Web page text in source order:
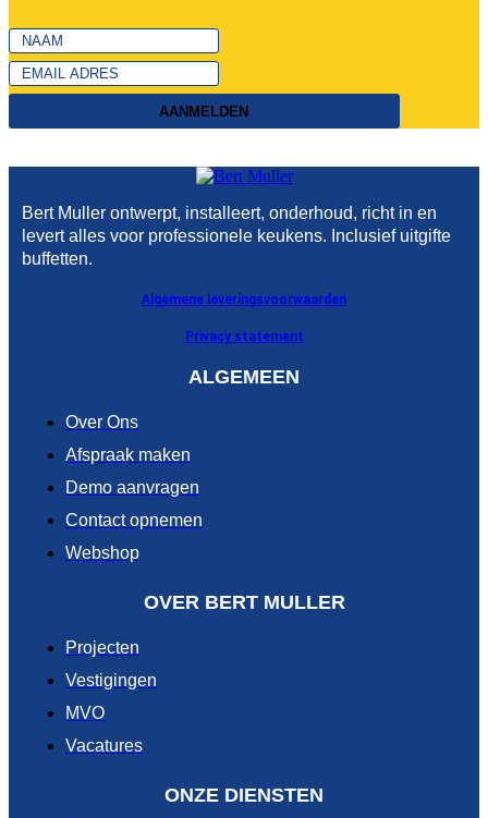
AANMELDEN
Bert Muller ontwerpt, installeert, onderhoud, richt in en
levert alles voor professionele keukens. Inclusief uitgifte
buffetten.
Algemene leveringsvoorwaarden
Privacy statement
ALGEMEEN
Over Ons
Afspraak maken
Demo aanvragen
Contact opnemen
Webshop
OVER BERT MULLER
Projecten
Vestigingen
MVO
Vacatures
ONZE DIENSTEN